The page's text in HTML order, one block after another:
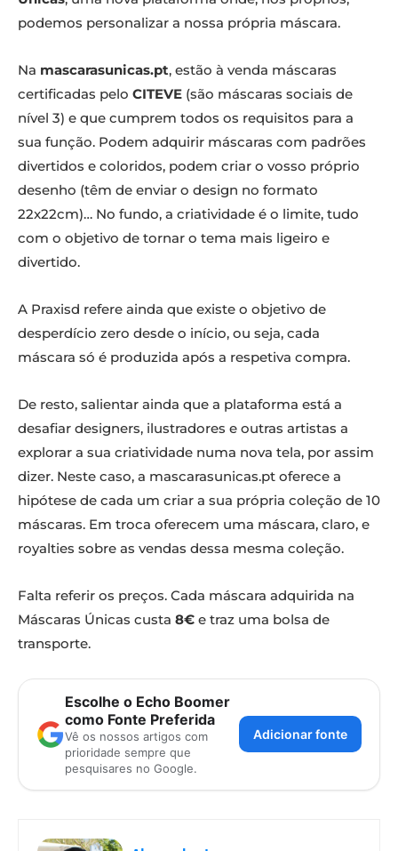
podemos personalizar a nossa própria máscara.
Na mascarasunicas.pt, estão à venda máscaras
certificadas pelo CITEVE (são máscaras sociais de
nível 3) e que cumprem todos os requisitos para a
sua função. Podem adquirir máscaras com padrões
divertidos e coloridos, podem criar o vosso próprio
desenho (têm de enviar o design no formato
22x22cm)… No fundo, a criatividade é o limite, tudo
com o objetivo de tornar o tema mais ligeiro e
divertido.
A Praxisd refere ainda que existe o objetivo de
desperdício zero desde o início, ou seja, cada
máscara só é produzida após a respetiva compra.
De resto, salientar ainda que a plataforma está a
desafiar designers, ilustradores e outras artistas a
explorar a sua criatividade numa nova tela, por assim
dizer. Neste caso, a mascarasunicas.pt oferece a
hipótese de cada um criar a sua própria coleção de 10
máscaras. Em troca oferecem uma máscara, claro, e
royalties sobre as vendas dessa mesma coleção.
Falta referir os preços. Cada máscara adquirida na
Máscaras Únicas custa 8€ e traz uma bolsa de
transporte.
Escolhe o Echo Boomer
como Fonte Preferida
Vê os nossos artigos com
prioridade sempre que
pesquisares no Google.
Adicionar fonte